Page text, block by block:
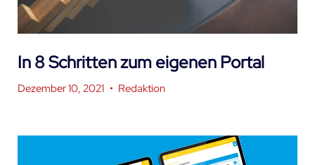
In 8 Schritten zum eigenen Portal
Dezember 10, 2021 • Redaktion